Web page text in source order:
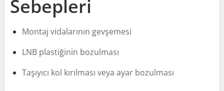
Sebepleri
Montaj vidalarının gevşemesi
LNB plastiğinin bozulması
Taşıyıcı kol kırılması veya ayar bozulması